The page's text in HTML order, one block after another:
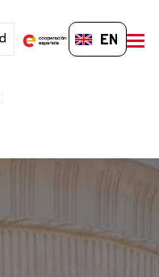
EN-GB